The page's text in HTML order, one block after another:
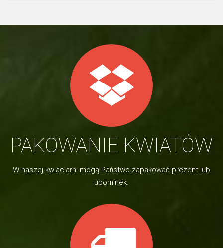
PAKOWANIE KWIATÓW
W naszej kwiaciarni mogą Państwo zapakować prezent lub
upominek.